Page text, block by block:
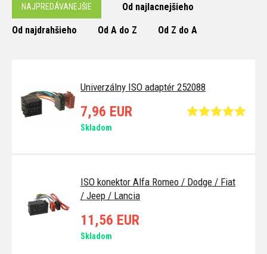
NAJPREDÁVANEJŠIE Od najlacnejšieho
Od najdrahšieho Od A do Z Od Z do A
Univerzálny ISO adaptér 252088
7,96 EUR
Skladom
ISO konektor Alfa Romeo / Dodge / Fiat
/ Jeep / Lancia
11,56 EUR
Skladom